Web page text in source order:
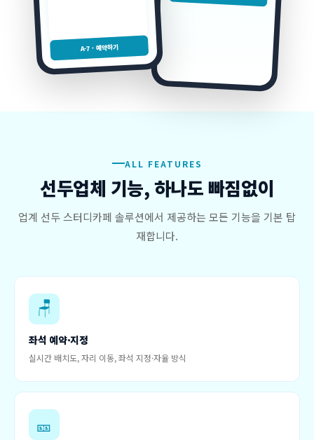
A-7 · 예약하기
ALL FEATURES
선두업체 기능, 하나도 빠짐없이
업계 선두 스터디카페 솔루션에서 제공하는 모든 기능을 기본 탑
재합니다.
🪑
좌석 예약·지정
실시간 배치도, 자리 이동, 좌석 지정·자율 방식
🎫